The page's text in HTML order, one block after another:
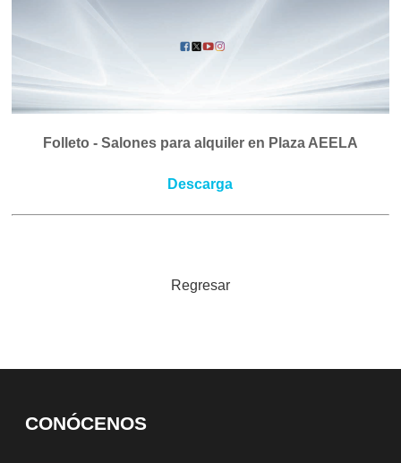
Folleto - Salones para alquiler en Plaza AEELA
Descarga
Regresar
CONÓCENOS